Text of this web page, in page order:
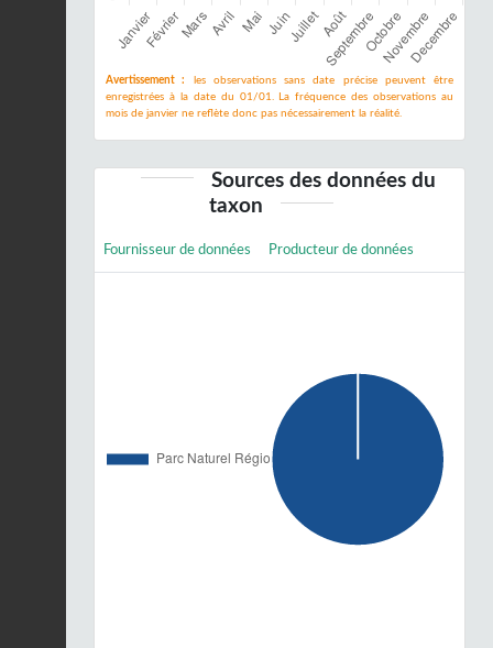
Avertissement :
les observations sans date précise peuvent être
enregistrées à la date du 01/01. La fréquence des observations au
mois de janvier ne reflète donc pas nécessairement la réalité.
Sources des données du
taxon
Fournisseur de données Producteur de données